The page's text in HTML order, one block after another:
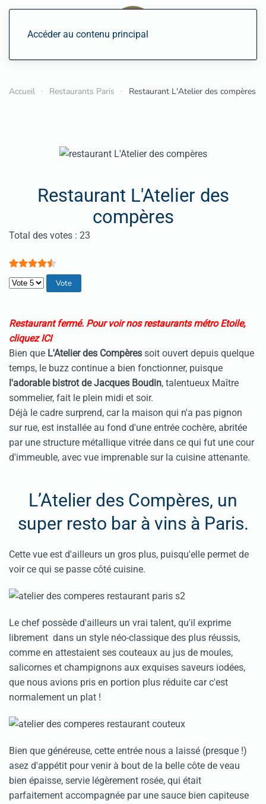
Accéder au contenu principal
Accueil Restaurants Paris Restaurant L'Atelier des compères
Restaurant L'Atelier des
compères
Vote utilisateur:4.5/
Total des votes : 23
Veuillez voter
Restaurant fermé. Pour voir nos restaurants métro Etoile,
cliquez ICI
Bien que L'Atelier des Compères soit ouvert depuis quelque
temps, le buzz continue a bien fonctionner, puisque
l'adorable bistrot de Jacques Boudin, talentueux Maître
sommelier, fait le plein midi et soir.
Déjà le cadre surprend, car la maison qui n'a pas pignon
sur rue, est installée au fond d'une entrée cochère, abritée
par une structure métallique vitrée dans ce qui fut une cour
d'immeuble, avec vue imprenable sur la cuisine attenante.
L’Atelier des Compères, un
super resto bar à vins à Paris.
Cette vue est d'ailleurs un gros plus, puisqu'elle permet de
voir ce qui se passe côté cuisine.
Le chef possède d'ailleurs un vrai talent, qu'il exprime
librement dans un style néo-classique des plus réussis,
comme en attestaient ses couteaux au jus de moules,
salicornes et champignons aux exquises saveurs iodées,
que nous avions pris en portion plus réduite car c'est
normalement un plat !
Bien que généreuse, cette entrée nous a laissé (presque !)
asez d'appétit pour venir à bout de la belle côte de veau
bien épaisse, servie légèrement rosée, qui était
parfaitement accompagnée par une sauce bien capiteuse